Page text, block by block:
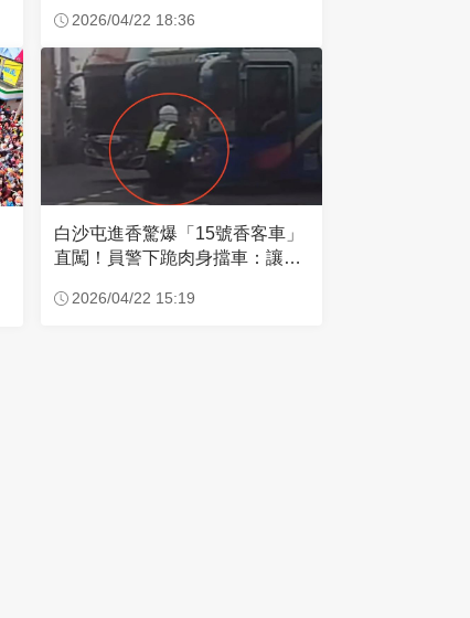
2026/04/22 18:36
白沙屯進香驚爆「15號香客車」
直闖！員警下跪肉身擋車：讓行
2026/04/22 15:19